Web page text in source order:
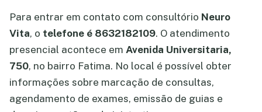
Para entrar em contato com consultório Neuro
Vita, o telefone é 8632182109. O atendimento
presencial acontece em Avenida Universitaria,
750, no bairro Fatima. No local é possível obter
informações sobre marcação de consultas,
agendamento de exames, emissão de guias e